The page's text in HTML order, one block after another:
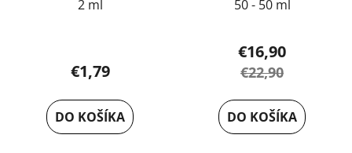
2 ml
€1,79
DO KOŠÍKA
50 - 50 ml
€16,90
€22,90
DO KOŠÍKA